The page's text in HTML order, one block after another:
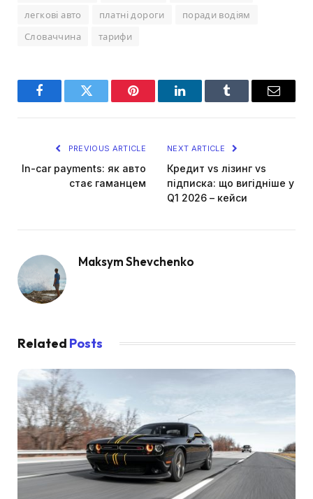
легкові авто
платні дороги
поради водіям
Словаччина
тарифи
FacebookTwitter Pinterest LinkedInTumblr Email
PREVIOUS ARTICLE
In-car payments: як авто
стає гаманцем
NEXT ARTICLE
Кредит vs лізинг vs
підписка: що вигідніше у
Q1 2026 – кейси
Maksym Shevchenko
Related Posts